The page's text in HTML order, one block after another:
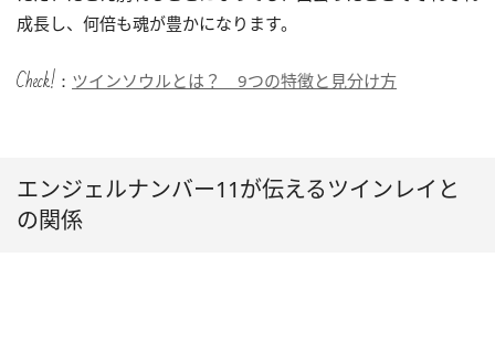
成長し、何倍も魂が豊かになります。
Check!： ツインソウルとは？ 9つの特徴と見分け方
エンジェルナンバー11が伝えるツインレイと
の関係